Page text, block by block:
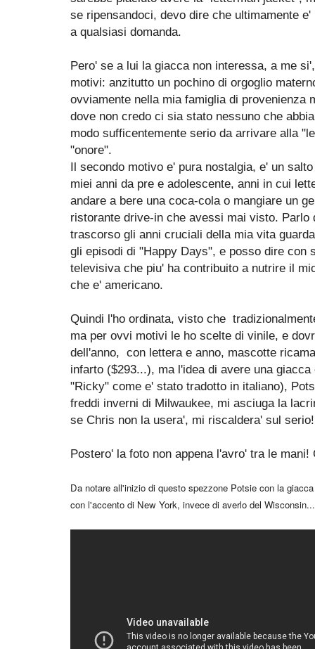
se ripensandoci, devo dire che ultimamente
a qualsiasi domanda.
Pero' se a lui la giacca non interessa, a me
motivi: anzitutto un pochino di orgoglio
ovviamente nella mia famiglia di provenienza
dove non credo ci sia stato nessuno che
modo sufficentemente serio da arrivare alla
"onore".
Il secondo motivo e' pura nostalgia, e' un
miei anni da pre e adolescente, anni in cui
andare a bere una coca-cola o mangiare un
ristorante drive-in che avessi mai visto. Parlo
trascorso gli anni cruciali della mia vita
gli episodi di "Happy Days", e posso dire con
televisiva che piu' ha contribuito a nutrire il
che e' americano.
Quindi l'ho ordinata, visto che
ma per ovvi motivi le ho scelte di vinile, e
dell'anno, con lettera e anno, mascotte
infarto ($293...), ma l'idea di avere una
"Ricky" come e' stato tradotto in italiano),
freddi inverni di Milwaukee, mi asciuga la
se Chris non la usera', mi riscaldera' sul serio!
Postero' la foto non appena l'avro' tra le mani!
Da notare all'inizio di questo spezzone Potsie con la
con l'accento di New York, invece di averlo del